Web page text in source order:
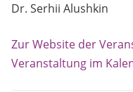
Dr. Serhii Alushkin
Zur Website der
Veranstaltung im